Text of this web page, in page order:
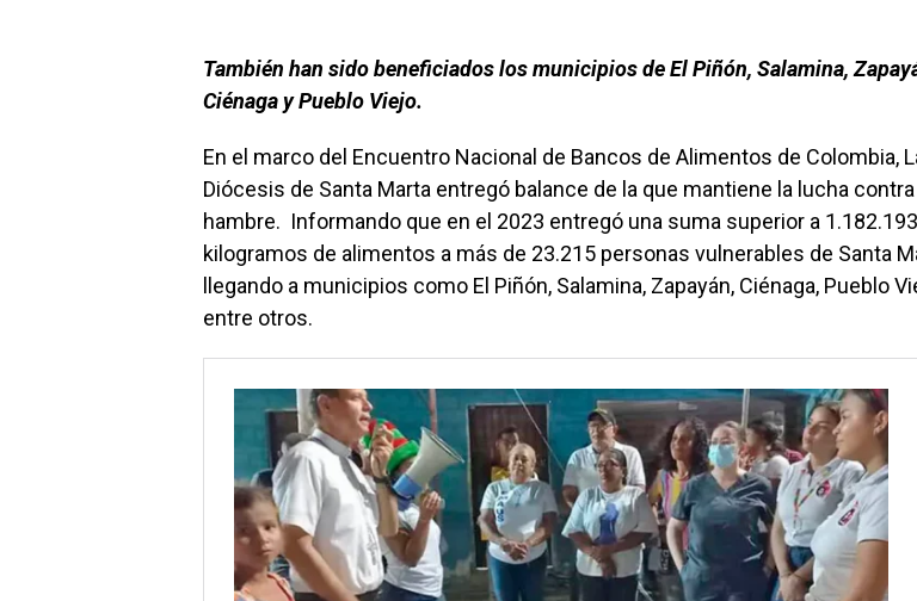
También han sido beneficiados los municipios de El Piñón, Salamina,
Ciénaga y Pueblo Viejo.
En el marco del Encuentro Nacional de Bancos de Alimentos de Colombia,
Diócesis de Santa Marta entregó balance de la que mantiene la lucha contra
hambre. Informando que en el 2023 entregó una suma superior a 1.182.193
kilogramos de alimentos a más de 23.215 personas vulnerables de Santa
llegando a municipios como El Piñón, Salamina, Zapayán, Ciénaga, Pueblo
entre otros.